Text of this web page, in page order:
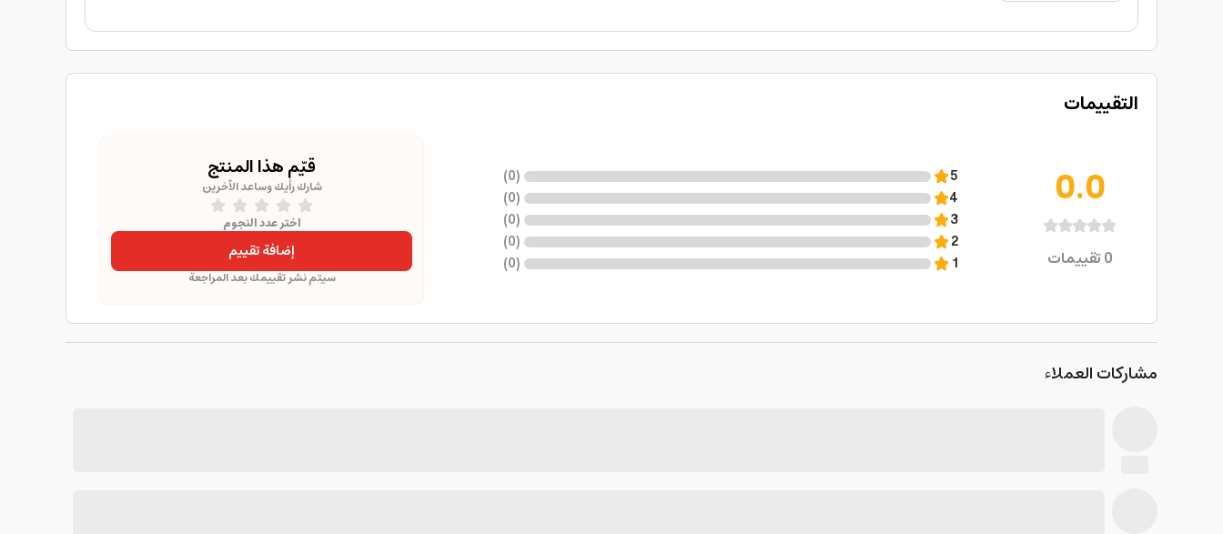
التقييمات
0.0
0تقييمات
5
(
0
)
4
(
0
)
3
(
0
)
2
(
0
)
1
(
0
)
قيّم هذا المنتج
شارك رأيك وساعد الآخرين
اختر عدد النجوم
إضافة تقييم
سيتم نشر تقييمك بعد المراجعة
مشاركات العملاء